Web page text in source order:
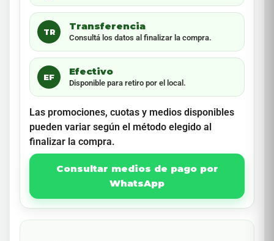
TR
Transferencia
Consultá los datos al finalizar la compra.
EF
Efectivo
Disponible para retiro por el local.
Las promociones, cuotas y medios disponibles
pueden variar según el método elegido al
finalizar la compra.
Consultar medios de pago por
WhatsApp